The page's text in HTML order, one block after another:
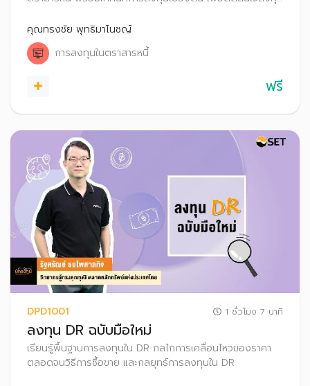
คุณทรงชัย พุทธิมาโนชญ์
การลงทุนในตราสารหนี้
ฟรี
DPD1001 1 ชั่วโมง 7 นาที
ลงทุน DR ฉบับมือใหม่
เรียนรู้พื้นฐานการลงทุนใน DR กลไกการเคลื่อนไหวของราคา
ตลอดจนวิธีการซื้อขาย และกลยุทธ์การลงทุนใน DR